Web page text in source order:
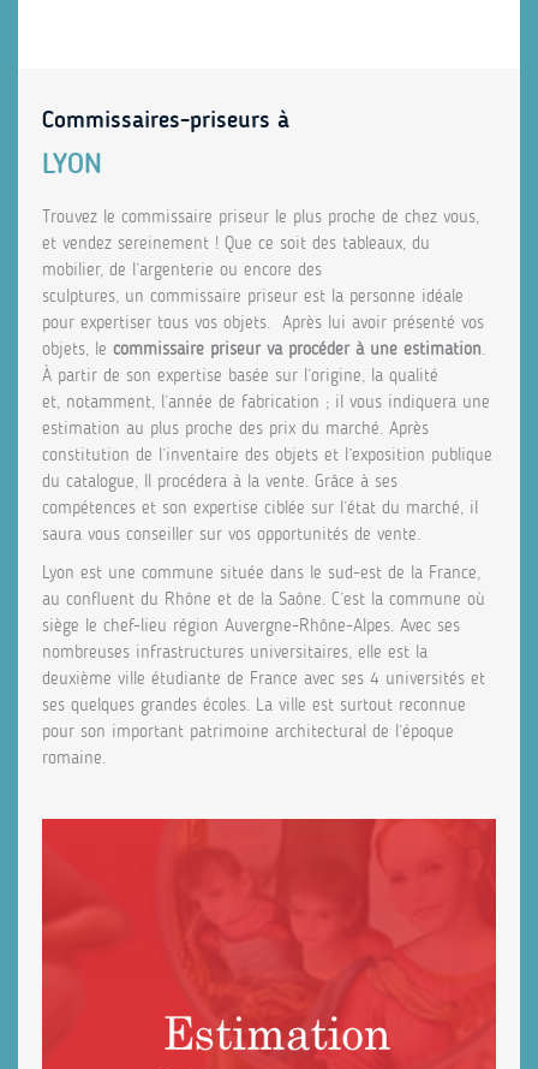
Commissaires-priseurs à
LYON
Trouvez le commissaire priseur le plus proche de chez vous,
et vendez sereinement ! Que ce soit des tableaux, du
mobilier, de l’argenterie ou encore des
sculptures, un commissaire priseur est la personne idéale
pour expertiser tous vos objets. Après lui avoir présenté vos
objets, le commissaire priseur va procéder à une estimation
À partir de son expertise basée sur l’origine, la qualité
et, notamment, l’année de fabrication ; il vous indiquera une
estimation au plus proche des prix du marché. Après
constitution de l’inventaire des objets et l’exposition publique
du catalogue, Il procédera à la vente. Grâce à ses
compétences et son expertise ciblée sur l’état du marché, il
saura vous conseiller sur vos opportunités de vente.
Lyon est une commune située dans le sud-est de la France,
au confluent du Rhône et de la Saône. C’est la commune où
siège le chef-lieu région Auvergne-Rhône-Alpes. Avec ses
nombreuses infrastructures universitaires, elle est la
deuxième ville étudiante de France avec ses 4 universités et
ses quelques grandes écoles. La ville est surtout reconnue
pour son important patrimoine architectural de l’époque
romaine.